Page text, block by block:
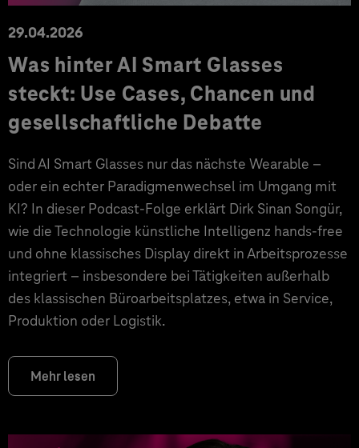
29.04.2026
Was hinter AI Smart Glasses
steckt: Use Cases, Chancen und
gesellschaftliche Debatte
Sind AI Smart Glasses nur das nächste Wearable –
oder ein echter Paradigmenwechsel im Umgang mit
KI? In dieser Podcast-Folge erklärt Dirk Sinan Songür,
wie die Technologie künstliche Intelligenz hands-free
und ohne klassisches Display direkt in Arbeitsprozesse
integriert – insbesondere bei Tätigkeiten außerhalb
des klassischen Büroarbeitsplatzes, etwa in Service,
Produktion oder Logistik.
Mehr lesen